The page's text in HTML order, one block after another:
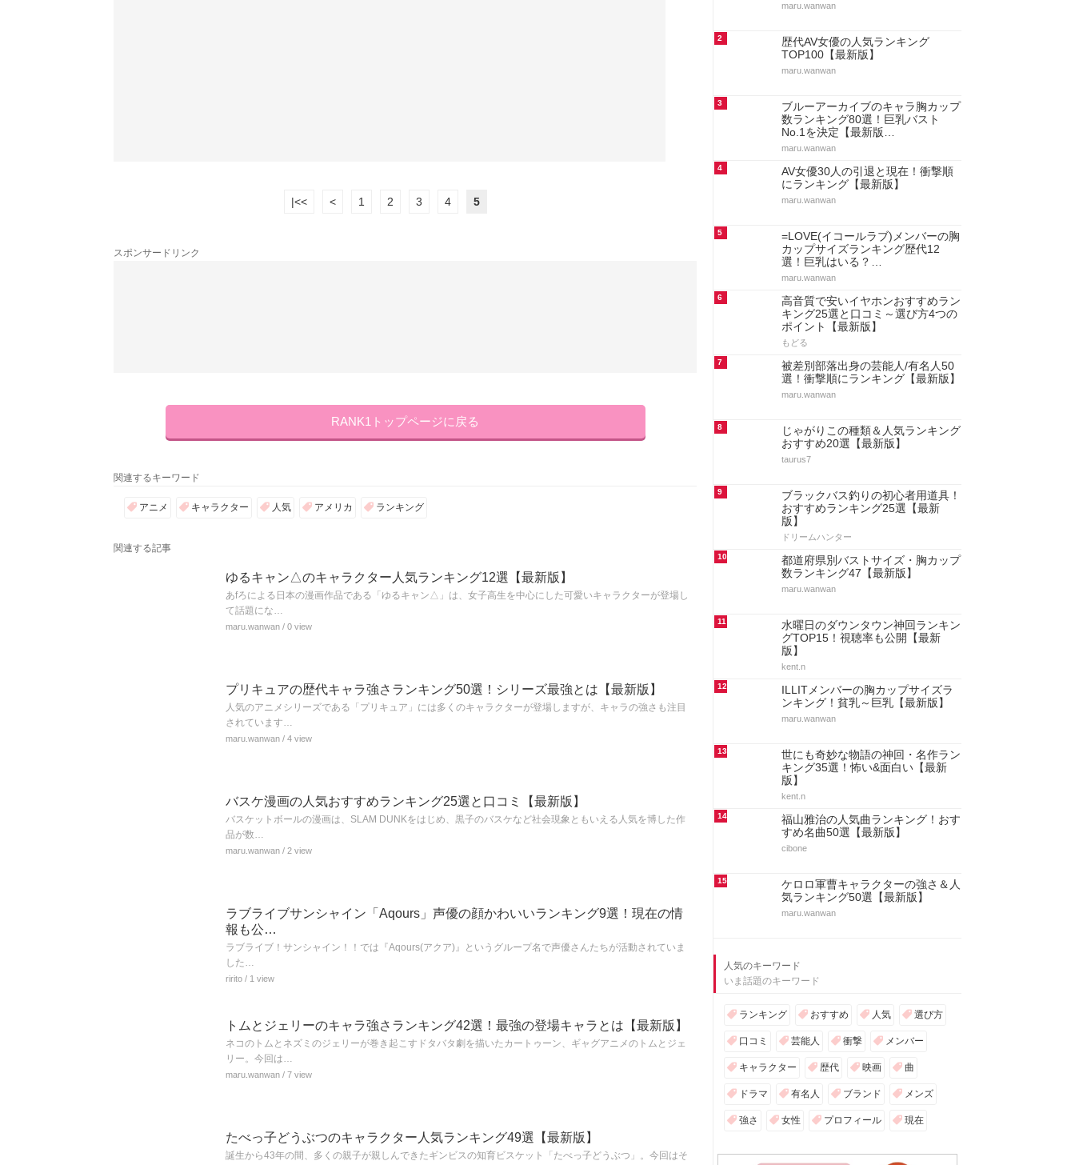
|<< < 1 2 3 4 5
スポンサードリンク
RANK1トップページに戻る
関連するキーワード
アニメ キャラクター 人気 アメリカ ランキング
関連する記事
ゆるキャン△のキャラクター人気ランキング12選【最新版】
あfろによる日本の漫画作品である「ゆるキャン△」は、女子高生を中心にした可愛いキャラクターが登場し
て話題にな…
maru.wanwan / 0 view
プリキュアの歴代キャラ強さランキング50選！シリーズ最強とは【最新版】
人気のアニメシリーズである「プリキュア」には多くのキャラクターが登場しますが、キャラの強さも注目
されています…
maru.wanwan / 4 view
バスケ漫画の人気おすすめランキング25選と口コミ【最新版】
バスケットボールの漫画は、SLAM DUNKをはじめ、黒子のバスケなど社会現象ともいえる人気を博した作
品が数…
maru.wanwan / 2 view
ラブライブサンシャイン「Aqours」声優の顔かわいいランキング9選！現在の情
報も公…
ラブライブ！サンシャイン！！では『Aqours(アクア)』というグループ名で声優さんたちが活動されていま
した…
ririto / 1 view
トムとジェリーのキャラ強さランキング42選！最強の登場キャラとは【最新版】
ネコのトムとネズミのジェリーが巻き起こすドタバタ劇を描いたカートゥーン、ギャグアニメのトムとジェ
リー。今回は…
maru.wanwan / 7 view
たべっ子どうぶつのキャラクター人気ランキング49選【最新版】
誕生から43年の間、多くの親子が親しんできたギンビスの知育ビスケット「たべっ子どうぶつ」。今回はそ
maru.wanwan
2
歴代AV女優の人気ランキング
TOP100【最新版】
maru.wanwan
3
ブルーアーカイブのキャラ胸カップ
数ランキング80選！巨乳バスト
No.1を決定【最新版…
maru.wanwan
4
AV女優30人の引退と現在！衝撃順
にランキング【最新版】
maru.wanwan
5
=LOVE(イコールラブ)メンバーの胸
カップサイズランキング歴代12
選！巨乳はいる？…
maru.wanwan
6
高音質で安いイヤホンおすすめラン
キング25選と口コミ～選び方4つの
ポイント【最新版】
もどる
7
被差別部落出身の芸能人/有名人50
選！衝撃順にランキング【最新版】
maru.wanwan
8
じゃがりこの種類＆人気ランキング
おすすめ20選【最新版】
taurus7
9
ブラックバス釣りの初心者用道具！
おすすめランキング25選【最新
版】
ドリームハンター
10
都道府県別バストサイズ・胸カップ
数ランキング47【最新版】
maru.wanwan
11
水曜日のダウンタウン神回ランキン
グTOP15！視聴率も公開【最新
版】
kent.n
12
ILLITメンバーの胸カップサイズラ
ンキング！貧乳～巨乳【最新版】
maru.wanwan
13
世にも奇妙な物語の神回・名作ラン
キング35選！怖い&面白い【最新
版】
kent.n
14
福山雅治の人気曲ランキング！おす
すめ名曲50選【最新版】
cibone
15
ケロロ軍曹キャラクターの強さ＆人
気ランキング50選【最新版】
maru.wanwan
人気のキーワード
いま話題のキーワード
ランキング おすすめ 人気 選び方
口コミ 芸能人 衝撃 メンバー
キャラクター 歴代 映画 曲
ドラマ 有名人 ブランド メンズ
強さ 女性 プロフィール 現在